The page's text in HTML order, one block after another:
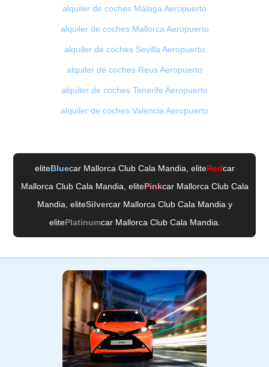
alquiler de coches Málaga Aeropuerto
alquiler de coches Mallorca Aeropuerto
alquiler de coches Sevilla Aeropuerto
alquiler de coches Reus Aeropuerto
alquiler de coches Tenerife Aeropuerto
alquiler de coches Valencia Aeropuerto
eliteBluecar Mallorca Club Cala Mandia , eliteRedcar
Mallorca Club Cala Mandia , elitePinkcar Mallorca Club Cala
Mandia , eliteSilvercar Mallorca Club Cala Mandia y
elitePlatinumcar Mallorca Club Cala Mandia